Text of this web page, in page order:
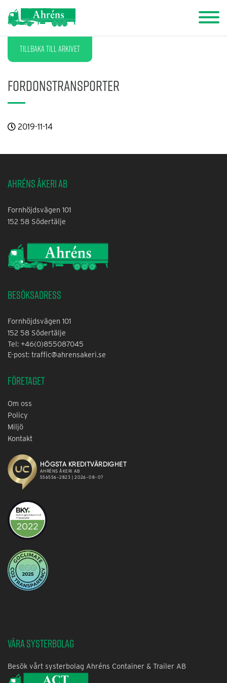
Tillbaka till arkivet
Fordonstransporter
2019-11-14
Ahréns Åkeri AB
Fornhöjdsvägen 101
152 58 Södertälje
Besöksadress
Fornhöjdsvägen 101
152 58 Södertälje
Tel: +46(0)855087045
E-post: traffic@ahrensakeri.se
Företaget
Om oss
Policy
Miljö
Kontakt
Våra systerbolag
Besök vårt systerbolag Ahréns Container & Trailer AB